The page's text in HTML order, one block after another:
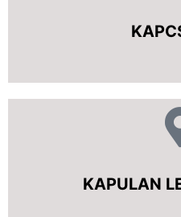
KAPULAN